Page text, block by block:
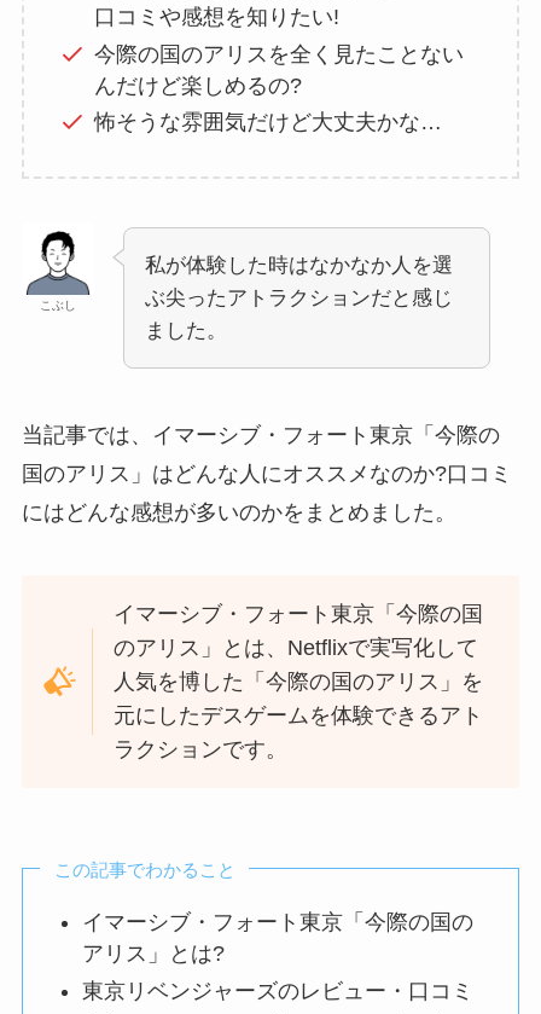
口コミや感想を知りたい!
今際の国のアリスを全く見たことない
んだけど楽しめるの?
怖そうな雰囲気だけど大丈夫かな…
こぶし
私が体験した時はなかなか人を選
ぶ尖ったアトラクションだと感じ
ました。
当記事では、イマーシブ・フォート東京「今際の
国のアリス」はどんな人にオススメなのか?口コミ
にはどんな感想が多いのかをまとめました。
イマーシブ・フォート東京「今際の国
のアリス」とは、Netflixで実写化して
人気を博した「今際の国のアリス」を
元にしたデスゲームを体験できるアト
ラクションです。
この記事でわかること
イマーシブ・フォート東京「今際の国の
アリス」とは?
東京リベンジャーズのレビュー・口コミ